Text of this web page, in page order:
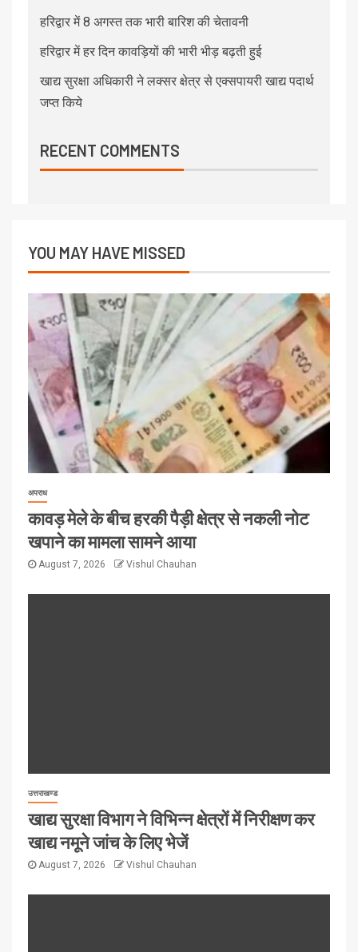
हरिद्वार में 8 अगस्त तक भारी बारिश की चेतावनी
हरिद्वार में हर दिन कावड़ियों की भारी भीड़ बढ़ती हुई
खाद्य सुरक्षा अधिकारी ने लक्सर क्षेत्र से एक्सपायरी खाद्य पदार्थ
जप्त किये
RECENT COMMENTS
YOU MAY HAVE MISSED
अपराध
कावड़ मेले के बीच हरकी पैड़ी क्षेत्र से नकली नोट
खपाने का मामला सामने आया
August 7, 2026 Vishul Chauhan
उत्तराखण्ड
खाद्य सुरक्षा विभाग ने विभिन्न क्षेत्रों में निरीक्षण कर
खाद्य नमूने जांच के लिए भेजें
August 7, 2026 Vishul Chauhan